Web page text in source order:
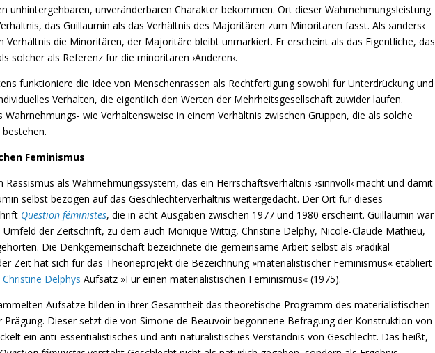
unhintergehbaren, unveränderbaren Charakter bekommen. Ort dieser Wahrnehmungsleistung
das Guillaumin als das Verhältnis des Majoritären zum Minoritären fasst. Als ›anders‹
Verhältnis die Minoritären, der Majoritäre bleibt unmarkiert. Er erscheint als das Eigentliche, das
solcher als Referenz für die minoritären ›Anderen‹.
funktioniere die Idee von Menschenrassen als Rechtfertigung sowohl für Unterdrückung und
Verhalten, die eigentlich den Werten der Mehrheitsgesellschaft zuwider laufen.
Wahrnehmungs- wie Verhaltensweise in einem Verhältnis zwischen Gruppen, die als solche
Feminismus
als Wahrnehmungssystem, das ein Herrschaftsverhältnis ›sinnvoll‹ macht und damit
selbst bezogen auf das Geschlechterverhältnis weitergedacht. Der Ort für dieses
Question féministes, die in acht Ausgaben zwischen 1977 und 1980 erscheint. Guillaumin war
der Zeitschrift, zu dem auch Monique Wittig, Christine Delphy, Nicole-Claude Mathieu,
Die Denkgemeinschaft bezeichnete die gemeinsame Arbeit selbst als »radikal
Zeit hat sich für das Theorieprojekt die Bezeichnung »materialistischer Feminismus« etabliert
Christine Delphys Aufsatz »Für einen materialistischen Feminismus« (1975).
Aufsätze bilden in ihrer Gesamtheit das theoretische Programm des materialistischen
Prägung. Dieser setzt die von Simone de Beauvoir begonnene Befragung der Konstruktion von
ein anti-essentialistisches und anti-naturalistisches Verständnis von Geschlecht. Das heißt,